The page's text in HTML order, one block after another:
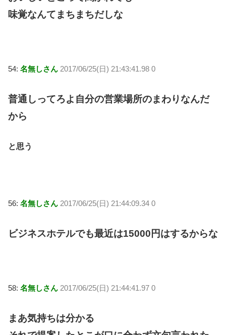
味覚なんてまちまちだしな
54: 名無しさん 2017/06/25(日) 21:43:41.98 0
普通しってろよ自分の営業場所のまわりなんだ
から
と思う
56: 名無しさん 2017/06/25(日) 21:44:09.34 0
ビジネスホテルでも最近は15000円はするからな
58: 名無しさん 2017/06/25(日) 21:44:41.97 0
まあ気持ちは分かる